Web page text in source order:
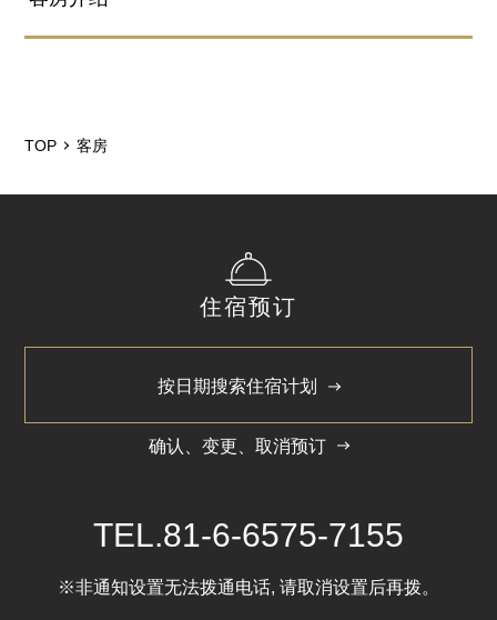
同床儿童限定1名。
TOP 客房
住宿预订
按日期搜索住宿计划
确认、变更、取消预订
TEL.81-6-6575-7155
※非通知设置无法拨通电话, 请取消设置后再拨。